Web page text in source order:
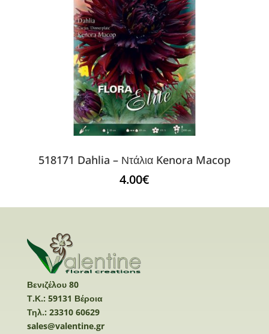
518171 Dahlia – Ντάλια Kenora Macop
4.00€
Βενιζέλου 80
Τ.Κ.: 59131 Βέροια
Τηλ.: 23310 60629
sales@valentine.gr